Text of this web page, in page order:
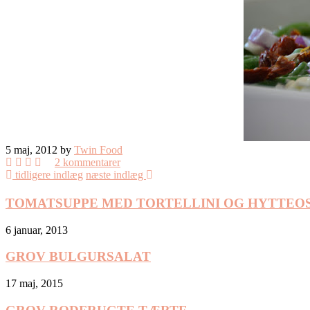
5 maj, 2012 by Twin Food
2 kommentarer
tidligere indlæg næste indlæg
TOMATSUPPE MED TORTELLINI OG
6 januar, 2013
GROV BULGURSALAT
17 maj, 2015